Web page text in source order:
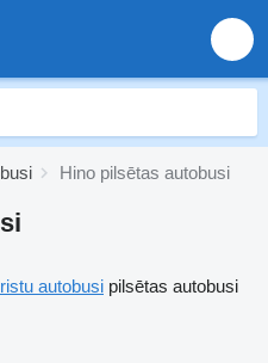
Hino pilsētas autobusi
autobusi pilsētas autobusi